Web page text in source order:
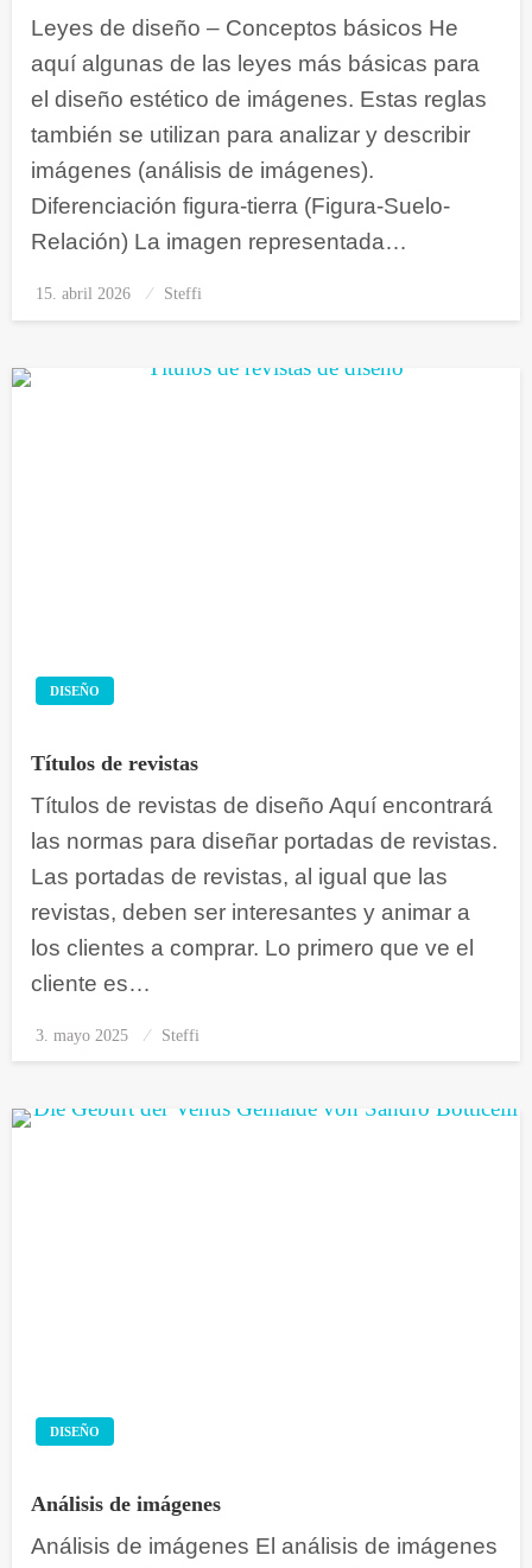
Leyes de diseño – Conceptos básicos He
aquí algunas de las leyes más básicas para
el diseño estético de imágenes. Estas reglas
también se utilizan para analizar y describir
imágenes (análisis de imágenes).
Diferenciación figura-tierra (Figura-Suelo-
Relación) La imagen representada…
Publicado
el
15. abril 2026 Steffi
DISEÑO
Títulos de revistas
Títulos de revistas de diseño Aquí encontrará
las normas para diseñar portadas de revistas.
Las portadas de revistas, al igual que las
revistas, deben ser interesantes y animar a
los clientes a comprar. Lo primero que ve el
cliente es…
Publicado
el
3. mayo 2025 Steffi
DISEÑO
Análisis de imágenes
Análisis de imágenes El análisis de imágenes